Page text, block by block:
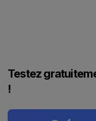
Testez
!